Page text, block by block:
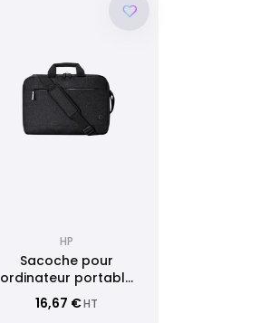
HP
Sacoche pour
ordinateur portable
Prelude Pro Recycle
16,67 €HT